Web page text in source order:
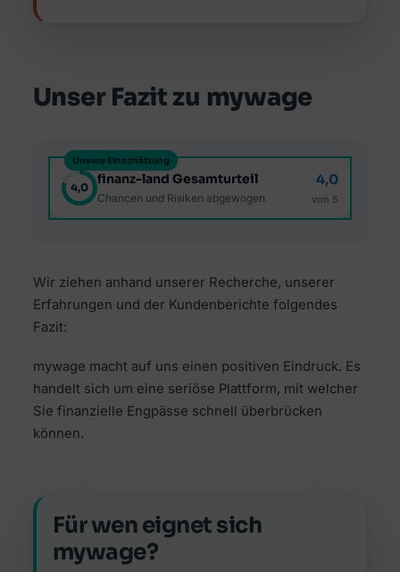
Unser Fazit zu mywage
Unsere Einschätzung
4,0
finanz-land Gesamturteil
Chancen und Risiken abgewogen
4,0
von 5
Wir ziehen anhand unserer Recherche, unserer
Erfahrungen und der Kundenberichte folgendes
Fazit:
mywage macht auf uns einen positiven Eindruck. Es
handelt sich um eine seriöse Plattform, mit welcher
Sie finanzielle Engpässe schnell überbrücken
können.
Für wen eignet sich
mywage?